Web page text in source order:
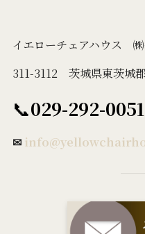
イエローチェアハウ
311-3112 茨城県東茨城
📞029-292-0051
✉